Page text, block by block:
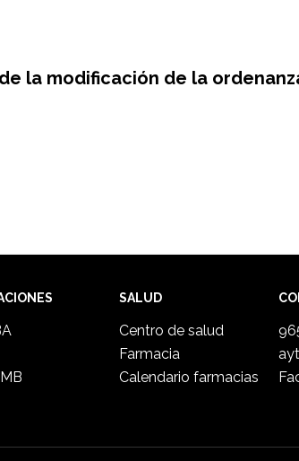
la modificación de la
SALUD
Centro de salud
Farmacia
Calendario farmacias